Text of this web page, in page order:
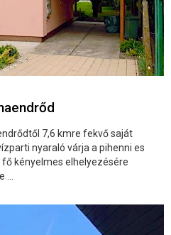
7,6 kmre fekvő saját
nyaraló várja a pihenni es
kényelmes elhelyezésére